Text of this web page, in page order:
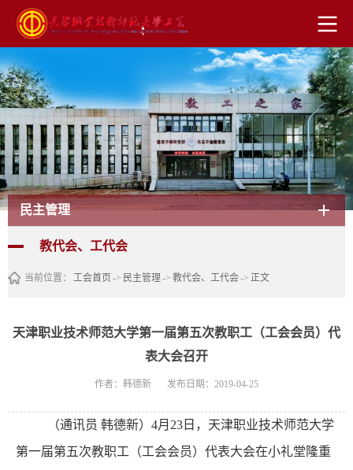
民主管理
教代会、工代会
当前位置： 工会首页-> 民主管理 -> 教代会、工代会-> 正文
天津职业技术师范大学第一届第五次教职工（工会会员）代
表大会召开
作者：韩德新 发布日期：2019-04-25
（通讯员 韩德新） 4月 23 日，天津职业技术师范大学
第一届第五次教职工（工会会员）代表大会在小礼堂隆重